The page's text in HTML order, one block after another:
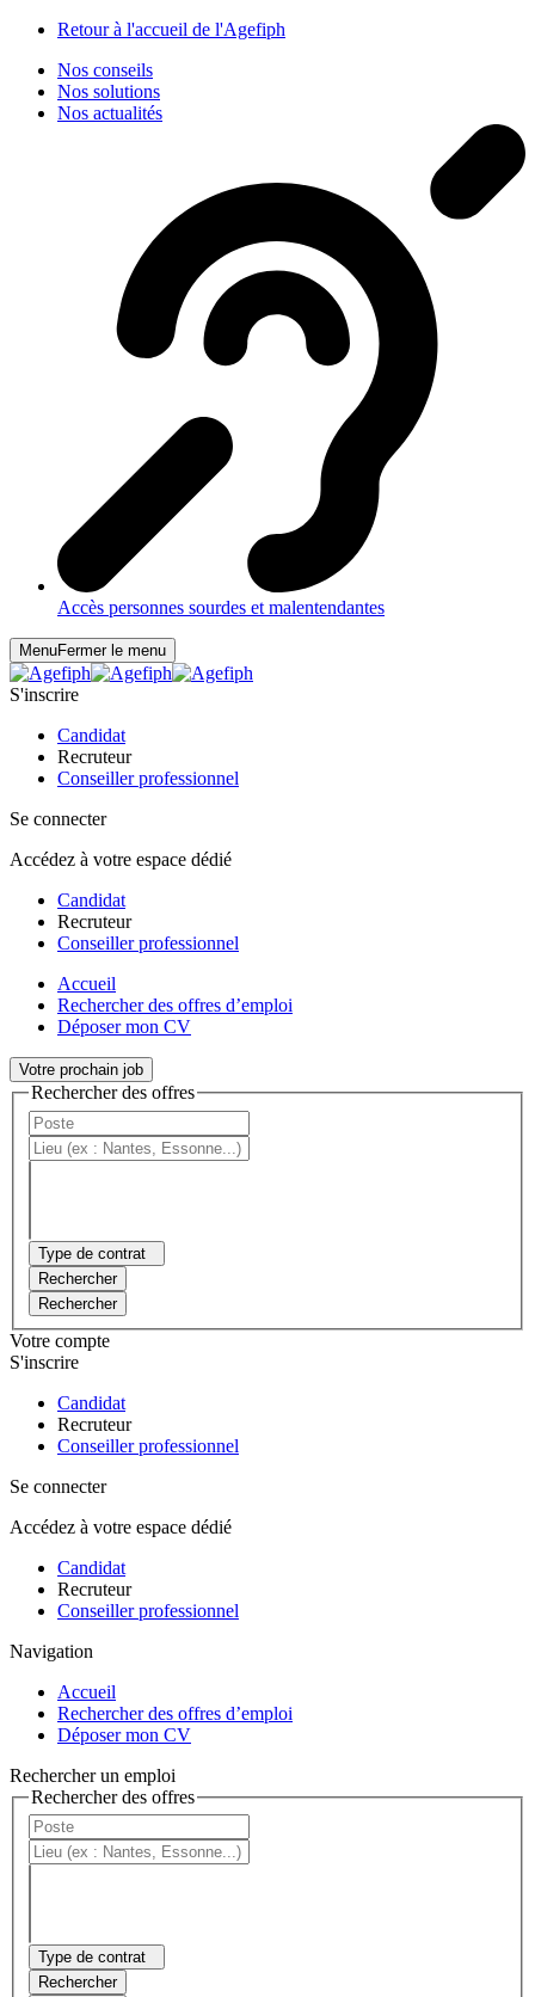
Retour à l'accueil de l'Agefiph
Nos conseils
Nos solutions
Nos actualités
Accès personnes sourdes et malentendantes
MenuFermer le menu
S'inscrire
Candidat
Recruteur
Conseiller professionnel
Se connecter
Accédez à votre espace dédié
Candidat
Recruteur
Conseiller professionnel
Accueil
Rechercher des offres d’emploi
Déposer mon CV
Votre prochain job
Rechercher des offres
Type de contrat
Rechercher
Rechercher
Votre compte
S'inscrire
Candidat
Recruteur
Conseiller professionnel
Se connecter
Accédez à votre espace dédié
Candidat
Recruteur
Conseiller professionnel
Navigation
Accueil
Rechercher des offres d’emploi
Déposer mon CV
Rechercher un emploi
Rechercher des offres
Type de contrat
Rechercher